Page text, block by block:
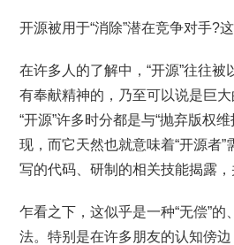
开源被用于“消除”潜在竞争对手?
在许多人的了解中，“开源”往往
有奉献精神的，乃至可以说是巨
“开源”许多时分都是与“抛弃版权维
现，而它天然也就意味着“开源者”
写的代码、研制的相关技能揭露，
乍看之下，这似乎是一种“无偿”的
法。特别是在许多朋友的认知傍边